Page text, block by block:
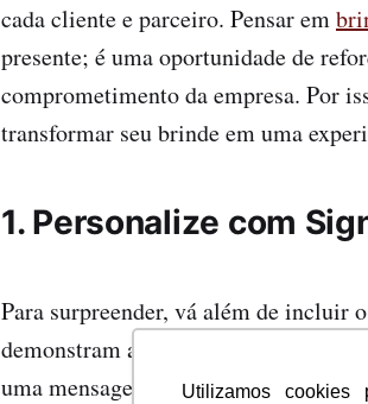
Utilizamos cookies
cada cliente e parceiro. Pensar em
presente; é uma oportunidade de
comprometimento da empresa. Por
transformar seu brinde em uma
1. Personalize com
Para surpreender, vá além de incluir
demonstram atenção aos detalhes e
uma mensagem especial, um